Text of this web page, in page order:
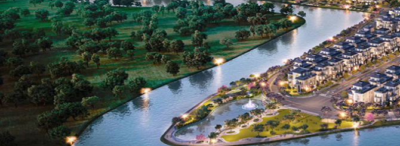
GLADIA BY THE WATERS
Vị trí đắc địa mặt tiền đường Võ Chí Công sầm uất, thuộc
phường Phú Hữu, quận 9, Tp Hồ Chí Minh. Dự án nhà
Khang Điền Gladia với quy mô 11,8 hecta, không chỉ là
không gian sống mà còn là biểu tượng đẳng cấp,